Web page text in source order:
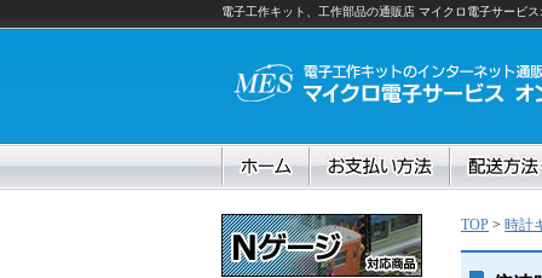
電子工作キット、工作部品の通販店 マイクロ電子サービ
TOP > 時計